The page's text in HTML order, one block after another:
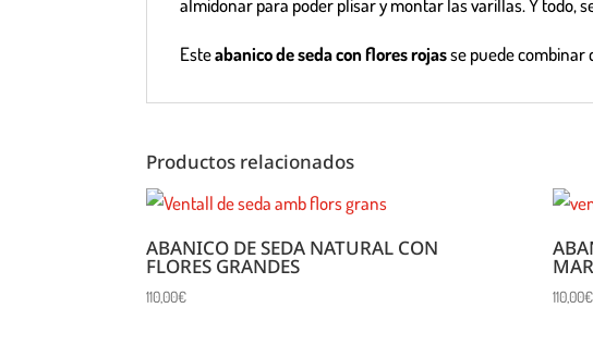
almidonar para poder plisar y montar las varillas. Y todo,
Esteabanico de seda con flores rojasse puede combinar
Productos relacionados
ABANICO DE SEDA NATURAL CON
FLORES GRANDES
110,00€ 110,00€